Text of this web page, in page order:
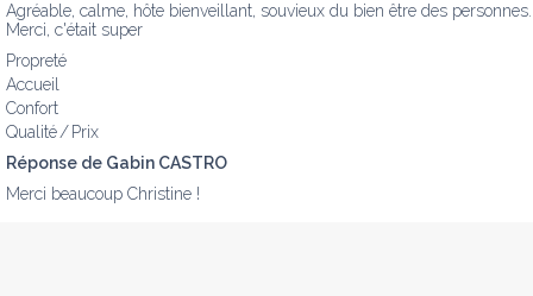
Agréable, calme, hôte bienveillant, souvieux du bien être des
Merci, c'était super
Propreté
Accueil
Confort
Qualité / Prix
Réponse de Gabin CASTRO
Merci beaucoup Christine !